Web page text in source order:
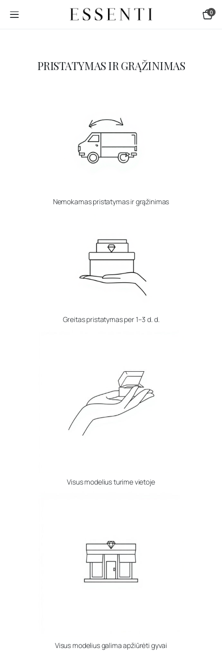
0
PRISTATYMAS IR GRĄŽINIMAS
Nemokamas pristatymas ir grąžinimas
Greitas pristatymas per 1–3 d. d.
Visus modelius turime vietoje
Visus modelius galima apžiūrėti gyvai